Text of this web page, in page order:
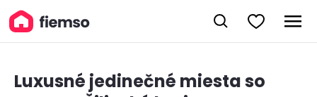
Luxusné jedinečné miesta so